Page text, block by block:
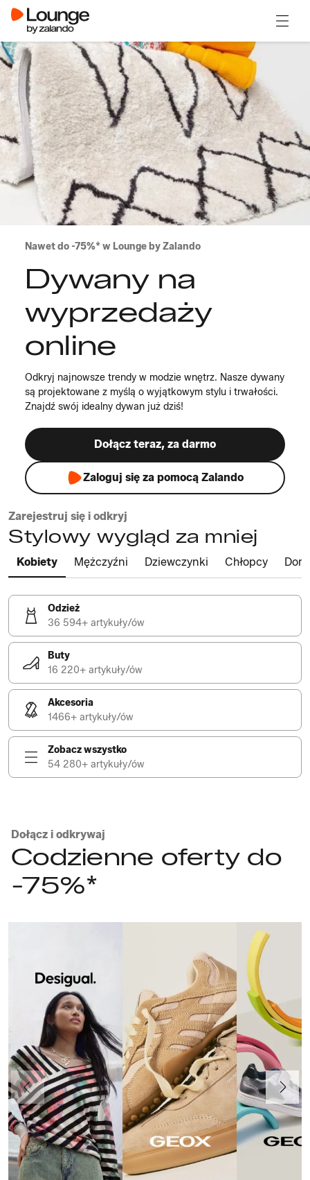
Nawet do -75%* w Lounge by Zalando
Dywany na
wyprzedaży
online
Odkryj najnowsze trendy w modzie wnętrz. Nasze dywany
są projektowane z myślą o wyjątkowym stylu i trwałości.
Znajdź swój idealny dywan już dziś!
Dołącz teraz, za darmo
Zaloguj się za pomocą Zalando
Zarejestruj się i odkryj
Stylowy wygląd za mniej
Kobiety Mężczyźni Dziewczynki Chłopcy Dom
Odzież
36 594+ artykuły/ów
Buty
16 220+ artykuły/ów
Akcesoria
1466+ artykuły/ów
Zobacz wszystko
54 280+ artykuły/ów
Dołącz i odkrywaj
Codzienne oferty do
-75%*
Poprzedni Dalej